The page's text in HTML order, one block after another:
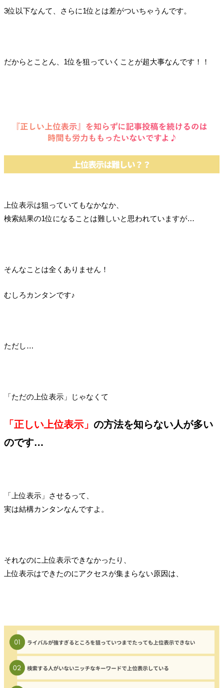
3位以下なんて、さらに1位とは差がついちゃうんです。
だからとことん、1位を狙っていくことが超大事なんです！！
上位表示は狙っていてもなかなか、
検索結果の1位になることは難しいと思われていますが…
そんなことは全くありません！
むしろカンタンです♪
ただし…
「ただの上位表示」じゃなくて
「正しい上位表示」 の方法を知らない人が多い
のです…
「上位表示」させるって、
実は結構カンタンなんですよ。
それなのに上位表示できなかったり、
上位表示はできたのにアクセスが集まらない原因は、